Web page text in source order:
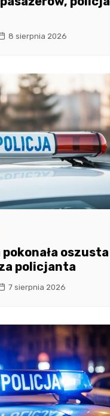
8 sierpnia 2026
oszusta
policjanta
7 sierpnia 2026